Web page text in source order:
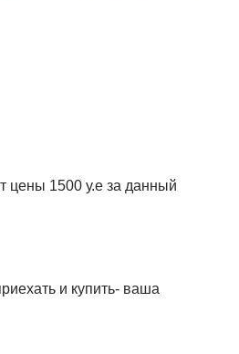
цены 1500 у.е за данный
и купить- ваша